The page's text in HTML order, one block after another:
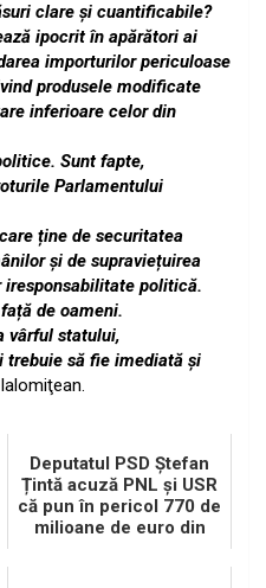
clare și cuantificabile?
ipocrit în apărători ai
importurilor periculoase
produsele modificate
inferioare celor din
Sunt fapte,
Parlamentului
ține de securitatea
și de supraviețuirea
politică.
de oameni.
vârful statului,
trebuie să fie imediată și
Deputatul PSD Ștefan
Țintă acuză PNL și USR
că pun în pericol 770 de
milioane de euro din